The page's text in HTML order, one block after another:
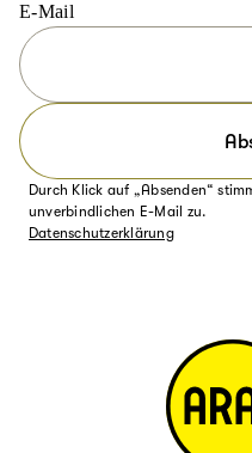
E-Mail
Durch Klick auf „Absenden“
unverbindlichen E-Mail zu.
Datenschutzerklärung